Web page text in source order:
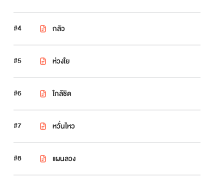
#4 กลัว
#5 ห่วงใย
#6 ใกล้ชิด
#7 หวั่นไหว
#8 แผนลวง